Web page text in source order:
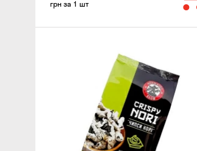
грн за 1 шт